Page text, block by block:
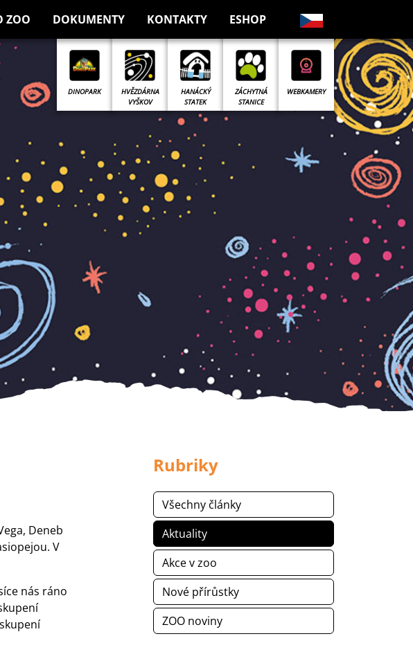
ZOO DOKUMENTY KONTAKTY ESHOP
DINOPARK
HVĚZDÁRNA
VYŠKOV
HANÁCKÝ
STATEK
ZÁCHYTNÁ
STANICE
WEBKAMERY
Deneb
V
nás ráno
Rubriky
Všechny články
Aktuality
Akce v zoo
Nové přírůstky
ZOO noviny